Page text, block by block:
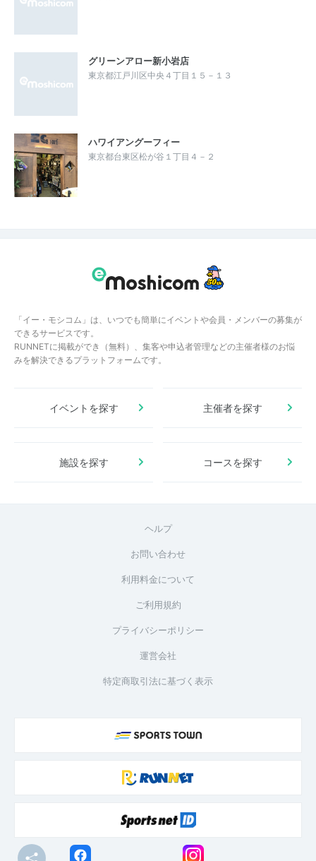
グリーンアロー新小岩店
東京都江戸川区中央４丁目１５－１３
ハワイアングーフィー
東京都台東区松が谷１丁目４－２
「イー・モシコム」は、いつでも簡単にイベントや会員・メンバーの募集が
できるサービスです。
RUNNETに掲載ができ（無料）、集客や申込者管理などの主催者様のお悩
みを解決できるプラットフォームです。
イベントを探す 主催者を探す
施設を探す コースを探す
ヘルプ
お問い合わせ
利用料金について
ご利用規約
プライバシーポリシー
運営会社
特定商取引法に基づく表示